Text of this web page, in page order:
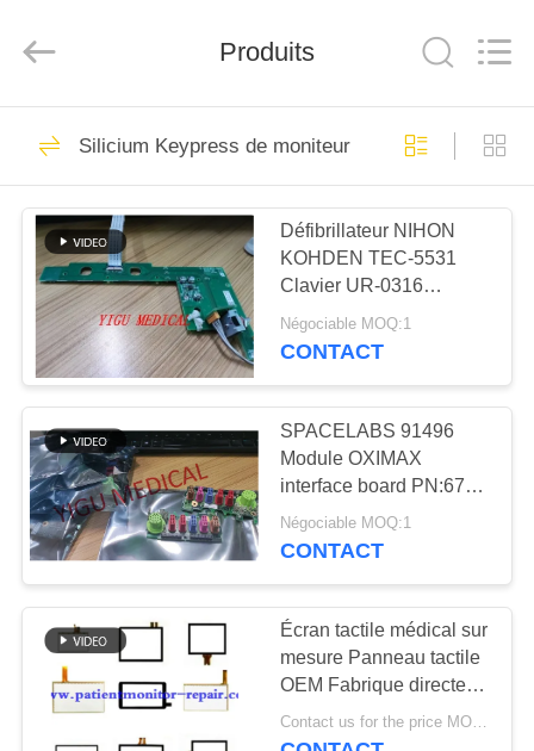
MAISON
PRODUITS
VIDÉOS
PROPOS
DE
NOUS
VISITE
DE
L'USINE
Equipment
Service
Rights
Réparation de
moniteur patient
293
Réparation de
module de MMS
54
Pièces de
réparation de
637
Produits
Silicium Keypress de moniteur patient
Défibrillateur NIHON
KOHDEN TEC-5531
Clavier UR-0316
Défibrillateur clavier
avec 3 mois de garantie
Négociable MOQ:1
CONTACT
SPACELABS 91496
Module OXIMAX
interface board PN:670-
1345-00 MMS Module
keyboard
Négociable MOQ:1
CONTACT
Écran tactile médical sur
mesure Panneau tactile
OEM Fabrique directe
pour
GE/Spacelabs/Nihon
Contact us for the price MOQ:1